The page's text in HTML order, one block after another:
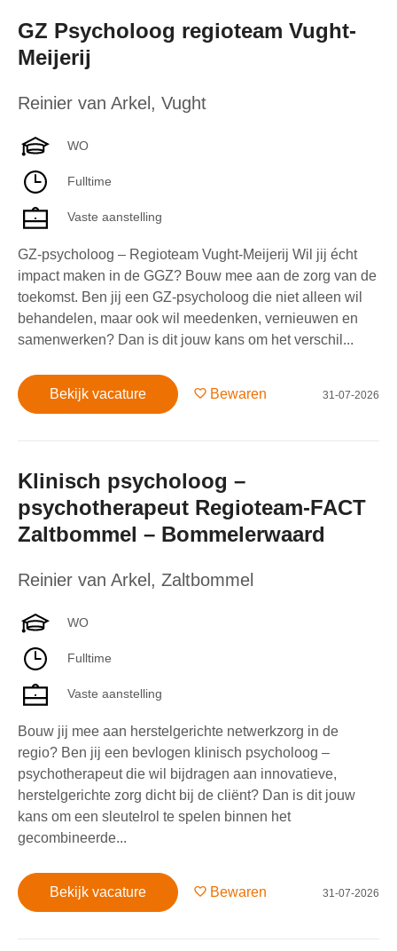
GZ Psycholoog regioteam Vught-
Meijerij
Reinier van Arkel , Vught
WO
Fulltime
Vaste aanstelling
GZ-psycholoog – Regioteam Vught-Meijerij Wil jij écht
impact maken in de GGZ? Bouw mee aan de zorg van de
toekomst. Ben jij een GZ-psycholoog die niet alleen wil
behandelen, maar ook wil meedenken, vernieuwen en
samenwerken? Dan is dit jouw kans om het verschil...
Bekijk vacature Bewaren 31-07-2026
Klinisch psycholoog –
psychotherapeut Regioteam-FACT
Zaltbommel – Bommelerwaard
Reinier van Arkel , Zaltbommel
WO
Fulltime
Vaste aanstelling
Bouw jij mee aan herstelgerichte netwerkzorg in de
regio? Ben jij een bevlogen klinisch psycholoog –
psychotherapeut die wil bijdragen aan innovatieve,
herstelgerichte zorg dicht bij de cliënt? Dan is dit jouw
kans om een sleutelrol te spelen binnen het
gecombineerde...
Bekijk vacature Bewaren 31-07-2026